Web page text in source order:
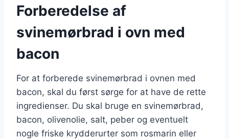
Forberedelse af
svinemørbrad i ovn med
bacon
For at forberede svinemørbrad i ovnen med
bacon, skal du først sørge for at have de rette
ingredienser. Du skal bruge en svinemørbrad,
bacon, olivenolie, salt, peber og eventuelt
nogle friske krydderurter som rosmarin eller